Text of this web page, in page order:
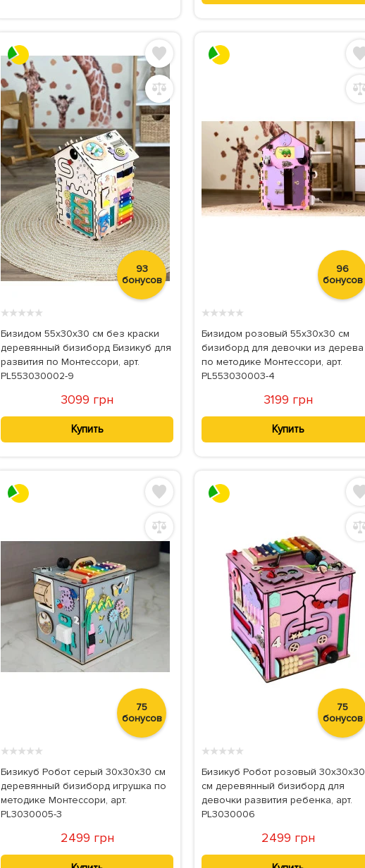
93
бонусов
★★★★★
Бизидом 55x30x30 см без краски
деревянный бизиборд Бизикуб для
развития по Монтессори, арт.
PL553030002-9
3099 грн
Купить
96
бонусов
★★★★★
Бизидом розовый 55х30х30 см
бизиборд для девочки из дерева
по методике Монтессори, арт.
PL553030003-4
3199 грн
Купить
75
бонусов
★★★★★
Бизикуб Робот серый 30х30х30 см
деревянный бизиборд игрушка по
методике Монтессори, арт.
PL3030005-3
2499 грн
75
бонусов
★★★★★
Бизикуб Робот розовый 30х30х30
см деревянный бизиборд для
девочки развития ребенка, арт.
PL3030006
2499 грн